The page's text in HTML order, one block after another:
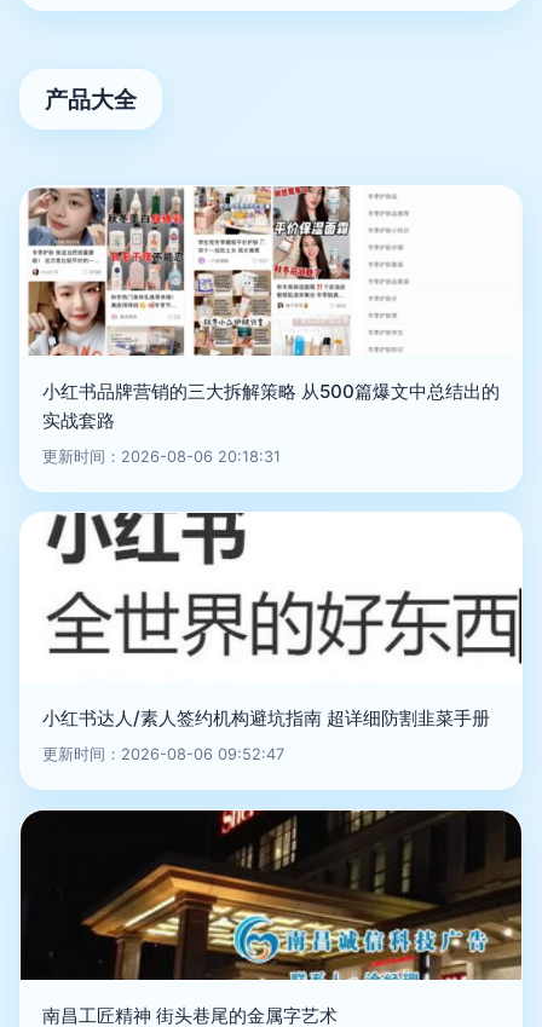
产品大全
小红书品牌营销的三大拆解策略 从500篇爆文中总结出的
实战套路
更新时间：2026-08-06 20:18:31
小红书达人/素人签约机构避坑指南 超详细防割韭菜手册
更新时间：2026-08-06 09:52:47
南昌工匠精神 街头巷尾的金属字艺术